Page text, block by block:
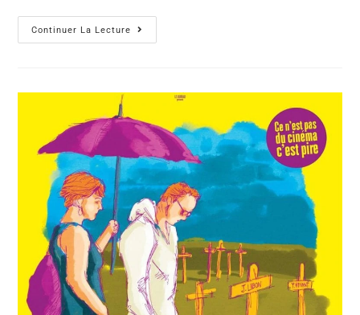
Continuer La Lecture